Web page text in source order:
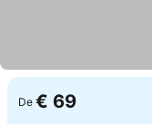
De € 69